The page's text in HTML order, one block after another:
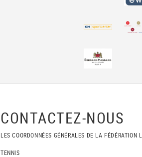
CONTACTEZ-NOUS
LES COORDONNÉES GÉNÉRALES DE LA FÉDÉRATION
TENNIS